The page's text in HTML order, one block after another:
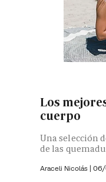
Los
cuerpo
Una selección
de las
Araceli Nicolás | 06/